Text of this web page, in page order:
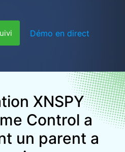
Démo en direct
XNSPY
Control a
un parent a